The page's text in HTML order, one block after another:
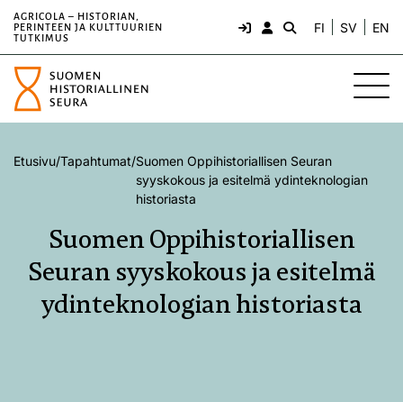
AGRICOLA – HISTORIAN,
PERINTEEN JA KULTTUURIEN
TUTKIMUS
FI SV EN
Etusivu/Tapahtumat/Suomen Oppihistoriallisen Seuran
syyskokous ja esitelmä ydinteknologian
historiasta
Suomen Oppihistoriallisen
Seuran syyskokous ja esitelmä
ydinteknologian historiasta